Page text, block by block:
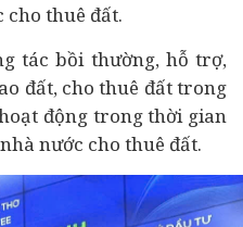
cho thuê đất.
tác bồi thường, hỗ trợ,
đất, cho thuê đất trong
động trong thời gian
nước cho thuê đất.